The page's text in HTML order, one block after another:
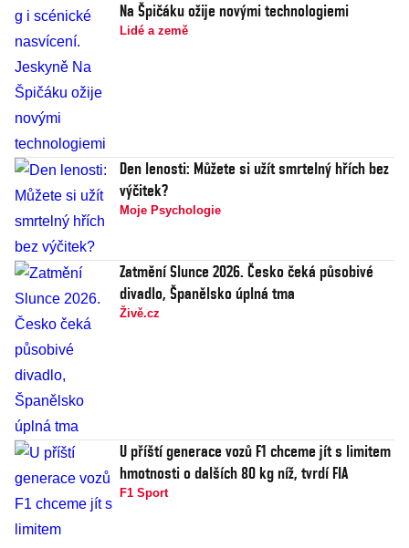
Na Špičáku ožije novými technologiemi
Lidé a země
Den lenosti: Můžete si užít smrtelný hřích bez
výčitek?
Moje Psychologie
Zatmění Slunce 2026. Česko čeká působivé
divadlo, Španělsko úplná tma
Živě.cz
U příští generace vozů F1 chceme jít s limitem
hmotnosti o dalších 80 kg níž, tvrdí FIA
F1 Sport